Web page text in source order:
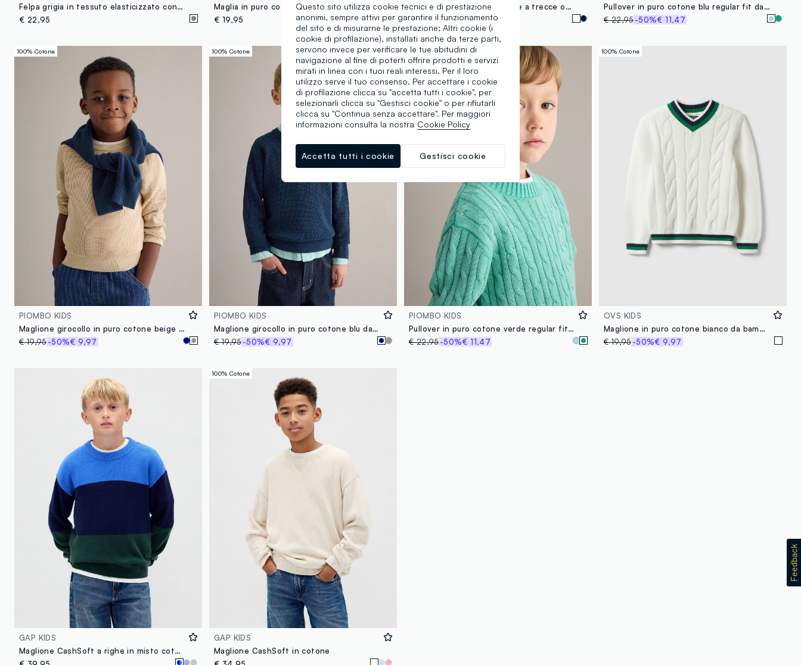
Felpa grigia in tessuto elasticizzato con cappuccio e stampa per bambino
€ 22,95
Maglia in puro cotone bianca a righe blu vestibilità over da bambino
€ 19,95
Maglia bianca in puro cotone a trecce over fit per bambino
€ 22,95
Pullover in puro cotone blu regular fit da bambino
€ 22,95-50%€ 11,47
100% Cotone
PIOMBO KIDS
Maglione girocollo in puro cotone beige da bambino regular fit
€ 19,95-50%€ 9,97
100% Cotone
PIOMBO KIDS
Maglione girocollo in puro cotone blu da bambino regular fit
€ 19,95-50%€ 9,97
100% Cotone
PIOMBO KIDS
Pullover in puro cotone verde regular fit da bambino
€ 22,95-50%€ 11,47
100% Cotone
OVS KIDS
Maglione in puro cotone bianco da bambino regular fit con collo a V
€ 19,95-50%€ 9,97
GAP KIDS
Maglione CashSoft a righe in misto cotone
100% Cotone
GAP KIDS
Maglione CashSoft in cotone
Questo sito utilizza cookie tecnici e di prestazione
anonimi, sempre attivi per garantire il funzionamento
del sito e di misurarne le prestazione; Altri cookie (i
cookie di profilazione), installati anche da terze parti,
servono invece per verificare le tue abitudini di
navigazione al fine di poterti offrire prodotti e servizi
mirati in linea con i tuoi reali interessi. Per il loro
utilizzo serve il tuo consenso. Per accettare i cookie
di profilazione clicca su "accetta tutti i cookie", per
selezionarli clicca su "Gestisci cookie" o per rifiutarli
clicca su "Continua senza accettare". Per maggiori
informazioni consulta la nostra Cookie Policy
Gestisci cookie
Accetta tutti i cookie